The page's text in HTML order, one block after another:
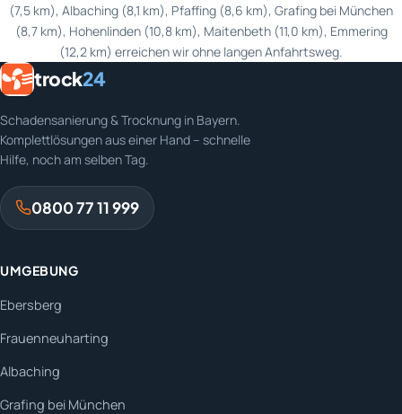
(7,5 km), Albaching (8,1 km), Pfaffing (8,6 km), Grafing bei München
(8,7 km), Hohenlinden (10,8 km), Maitenbeth (11,0 km), Emmering
(12,2 km) erreichen wir ohne langen Anfahrtsweg.
trock24
Schadensanierung & Trocknung in Bayern.
Komplettlösungen aus einer Hand – schnelle
Hilfe, noch am selben Tag.
0800 77 11 999
UMGEBUNG
Ebersberg
Frauenneuharting
Albaching
Grafing bei München